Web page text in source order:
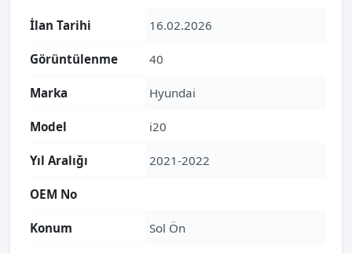
İlan Tarihi 16.02.2026
Görüntülenme 40
Marka Hyundai
Model i20
Yıl Aralığı 2021-2022
OEM No
Konum Sol Ön